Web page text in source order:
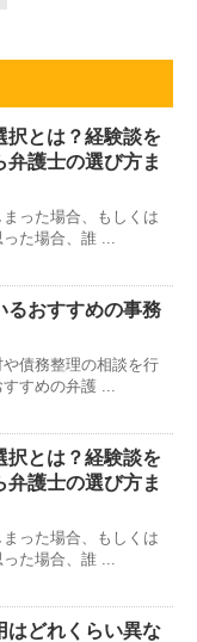
択とは？経験談を
弁護士の選び方ま
った場合、もしくは
た場合、誰 ...
るおすすめの事務
債務整理の相談を行
すめの弁護 ...
択とは？経験談を
弁護士の選び方ま
った場合、もしくは
た場合、誰 ...
はどれくらい異な